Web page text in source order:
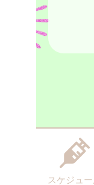
スケジュ